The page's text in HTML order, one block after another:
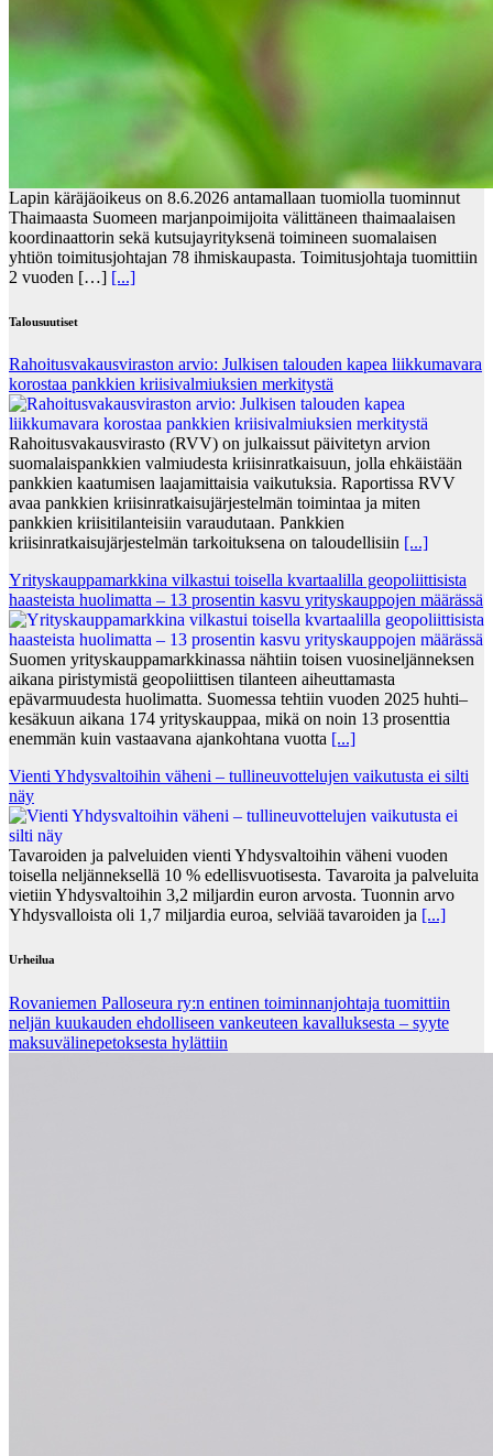
Lapin käräjäoikeus on 8.6.2026 antamallaan tuomiolla tuominnut
Thaimaasta Suomeen marjanpoimijoita välittäneen thaimaalaisen
koordinaattorin sekä kutsujayrityksenä toimineen suomalaisen
yhtiön toimitusjohtajan 78 ihmiskaupasta. Toimitusjohtaja tuomittiin
2 vuoden […] [...]
Talousuutiset
Rahoitusvakausviraston arvio: Julkisen talouden kapea liikkumavara
korostaa pankkien kriisivalmiuksien merkitystä
Rahoitusvakausvirasto (RVV) on julkaissut päivitetyn arvion
suomalaispankkien valmiudesta kriisinratkaisuun, jolla ehkäistään
pankkien kaatumisen laajamittaisia vaikutuksia. Raportissa RVV
avaa pankkien kriisinratkaisujärjestelmän toimintaa ja miten
pankkien kriisitilanteisiin varaudutaan. Pankkien
kriisinratkaisujärjestelmän tarkoituksena on taloudellisiin [...]
Yrityskauppamarkkina vilkastui toisella kvartaalilla geopoliittisista
haasteista huolimatta – 13 prosentin kasvu yrityskauppojen määrässä
Suomen yrityskauppamarkkinassa nähtiin toisen vuosineljänneksen
aikana piristymistä geopoliittisen tilanteen aiheuttamasta
epävarmuudesta huolimatta. Suomessa tehtiin vuoden 2025 huhti–
kesäkuun aikana 174 yrityskauppaa, mikä on noin 13 prosenttia
enemmän kuin vastaavana ajankohtana vuotta [...]
Vienti Yhdysvaltoihin väheni – tullineuvottelujen vaikutusta ei silti
näy
Tavaroiden ja palveluiden vienti Yhdysvaltoihin väheni vuoden
toisella neljänneksellä 10 % edellisvuotisesta. Tavaroita ja palveluita
vietiin Yhdysvaltoihin 3,2 miljardin euron arvosta. Tuonnin arvo
Yhdysvalloista oli 1,7 miljardia euroa, selviää tavaroiden ja [...]
Urheilua
Rovaniemen Palloseura ry:n entinen toiminnanjohtaja tuo­mit­tiin
neljän kuu­kau­den eh­dol­li­seen van­keu­teen ka­val­luk­ses­ta – syyte
mak­su­vä­li­ne­pe­tok­ses­ta hy­lät­tiin